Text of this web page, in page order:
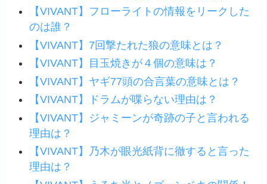
【VIVANT】フローライトの情報をリークした
のは誰？
【VIVANT】7回撃たれた狼の意味とは？
【VIVANT】目玉焼きが４個の意味は？
【VIVANT】ヤギ77頭の合言葉の意味とは？
【VIVANT】ドラムが喋らない理由は？
【VIVANT】ジャミーンが奇跡の子と言われる
理由は？
【VIVANT】乃木が眼光紙背に徹すると言った
理由は？